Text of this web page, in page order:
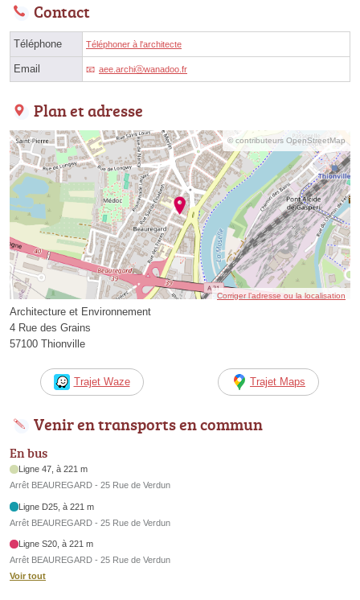
Contact
Téléphone Téléphoner à l'architecte
Email aee.archiⓐwanadoo.fr
Plan et adresse
© contributeurs OpenStreetMap
Corriger l’adresse ou la localisation
Architecture et Environnement
4 Rue des Grains
57100 Thionville
Trajet Waze Trajet Maps
Venir en transports en commun
En bus
Ligne 47, à 221 m
Arrêt BEAUREGARD - 25 Rue de Verdun
Ligne D25, à 221 m
Arrêt BEAUREGARD - 25 Rue de Verdun
Ligne S20, à 221 m
Arrêt BEAUREGARD - 25 Rue de Verdun
Voir tout